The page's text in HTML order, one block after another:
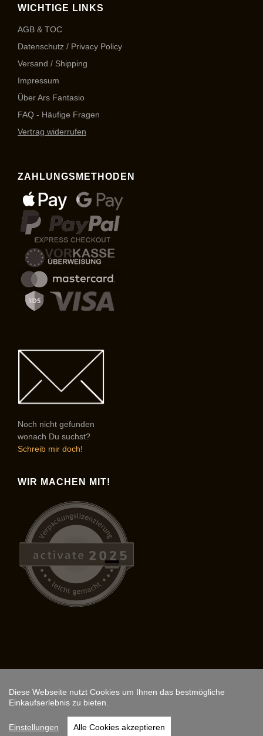
WICHTIGE LINKS
AGB & TOC
Datenschutz / Privacy Policy
Versand / Shipping
Impressum
Über Ars Fantasio
FAQ - Häufige Fragen
Vertrag widerrufen
ZAHLUNGSMETHODEN
Noch nicht gefunden
wonach Du suchst?
Schreib mir doch!
WIR MACHEN MIT!
Copyright © 2026, ARS FANTASIO.
Instagram
Diese Webseite nutzt Cookies um Ihnen das bestmögliche
Einkaufserlebnis zu bieten.
Einstellungen Alle Cookies akzeptieren